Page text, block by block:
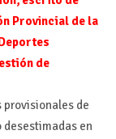
Provincial de la
de
provisionales de
desestimadas en